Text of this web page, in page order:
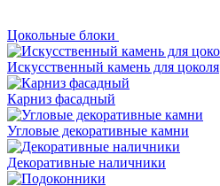
Цокольные блоки
Искусственный камень для цоколя
Карниз фасадный
Угловые декоративные камни
Декоративные наличники